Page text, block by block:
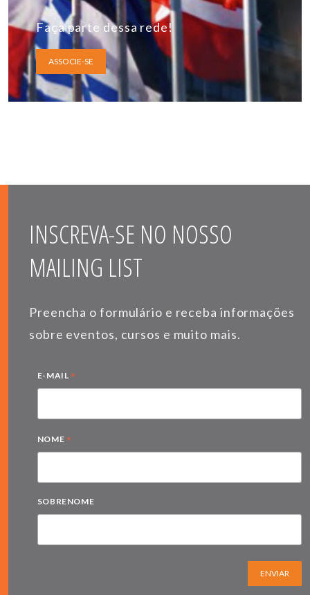
Faça parte dessa rede!
ASSOCIE-SE
INSCREVA-SE NO NOSSO
MAILING LIST
Preencha o formulário e receba informações
sobre eventos, cursos e muito mais.
E-MAIL *
NOME *
SOBRENOME
ENVIAR